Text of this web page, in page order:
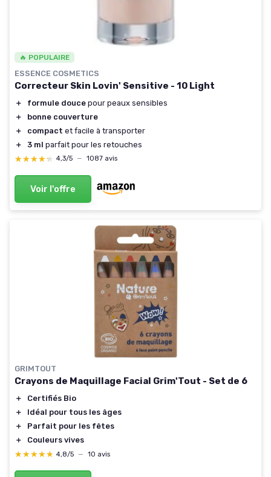
🔥 POPULAIRE
ESSENCE COSMETICS
Correcteur Skin Lovin' Sensitive - 10 Light
＋ formule douce pour peaux sensibles
＋
bonne couverture
＋
compact et facile à transporter
＋
3 ml parfait pour les retouches
★★★★★
★★★★★ 4,3/5 — 1087 avis
Voir l'offre
GRIMTOUT
Crayons de Maquillage Facial Grim'Tout - Set de 6
＋
Certifiés Bio
＋
Idéal pour tous les âges
＋
Parfait pour les fêtes
＋
Couleurs vives
★★★★★
★★★★★ 4,8/5 — 10 avis